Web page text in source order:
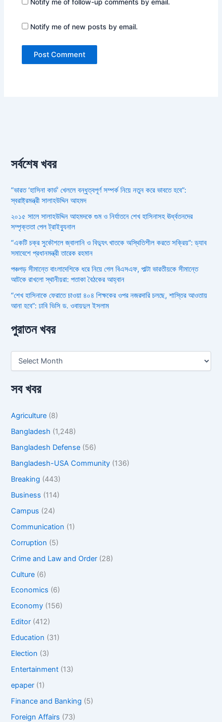
Notify me of follow-up comments by email.
Notify me of new posts by email.
সর্বশেষ খবর
“ভারত ‘হাসিনা কার্ড’ খেললে বন্ধুত্বপূর্ণ সম্পর্ক নিয়ে নতুন করে ভাবতে হবে”:
স্বরাষ্ট্রমন্ত্রী সালাহউদ্দিন আহমদ
২০১৫ সালে সালাহউদ্দিন আহমদকে গুম ও নির্যাতনে শেখ হাসিনাসহ ঊর্ধ্বতনদের
সম্পৃক্ততা পেল ট্রাইব্যুনাল
“একটি চক্র সুকৌশলে জ্বালানি ও বিদ্যুৎ খাতকে অস্থিতিশীল করতে সক্রিয়”: ড্যাব
সমাবেশে প্রধানমন্ত্রী তারেক রহমান
পঞ্চগড় সীমান্তে বাংলাদেশিকে ধরে নিয়ে গেল বিএসএফ, পাল্টা ভারতীয়কে সীমান্তে
আটকে রাখলো স্থানীয়রা: পতাকা বৈঠকের আহ্বান
“শেখ হাসিনাকে ফেরাতে চাওয়া ৪০৪ শিক্ষকের ওপর নজরদারি চলছে, শাস্তির আওতায়
আনা হবে”: ঢাবি ভিসি ড. ওবায়দুল ইসলাম
পুরাতন খবর
সব খবর
Agriculture (8)
Bangladesh (1,248)
Bangladesh Defense (56)
Bangladesh-USA Community (136)
Breaking (443)
Business (114)
Campus (24)
Communication (1)
Corruption (5)
Crime and Law and Order (28)
Culture (6)
Economics (6)
Economy (156)
Editor (412)
Education (31)
Election (3)
Entertainment (13)
epaper (1)
Finance and Banking (5)
Foreign Affairs (73)